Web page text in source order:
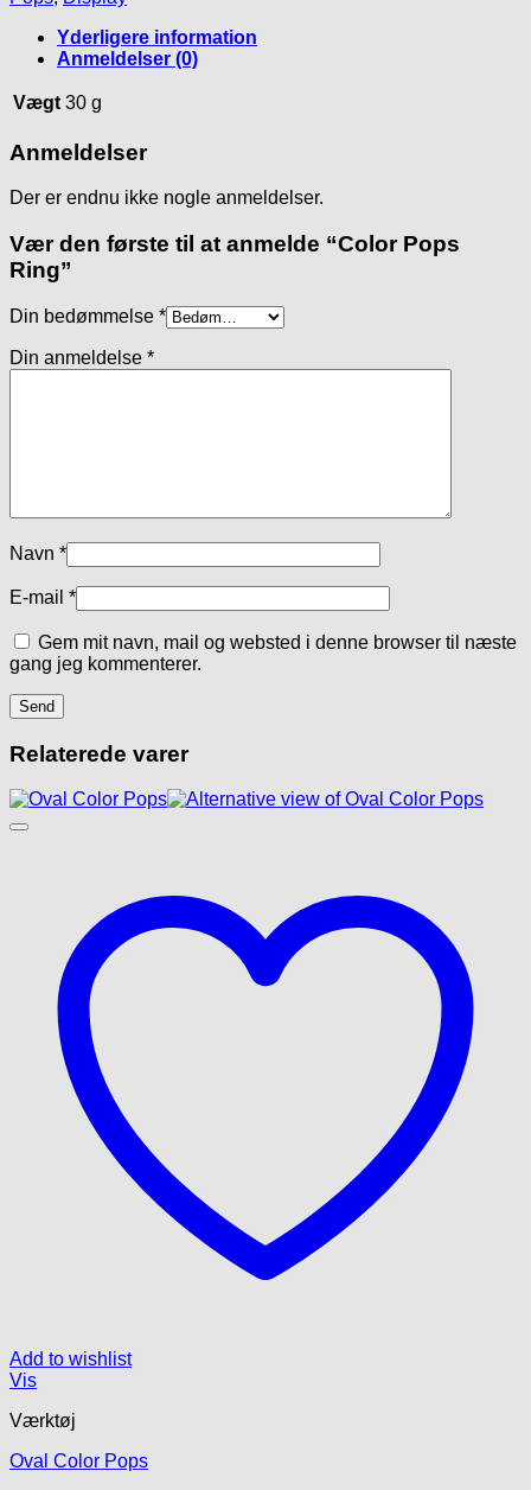
Yderligere information
Anmeldelser (0)
Vægt 30 g
Anmeldelser
Der er endnu ikke nogle anmeldelser.
Vær den første til at anmelde “Color Pops
Ring”
Din bedømmelse *
Din anmeldelse *
Navn *
E-mail *
Gem mit navn, mail og websted i denne browser til næste
gang jeg kommenterer.
Relaterede varer
Add to wishlist
Vis
Værktøj
Oval Color Pops